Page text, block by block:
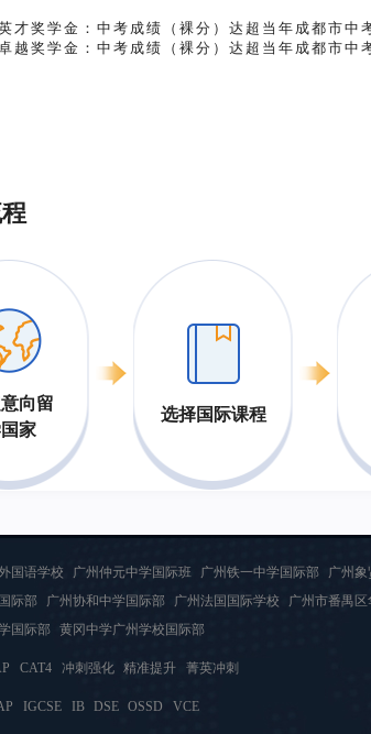
才奖学金：中考成绩（裸分）达超当年成都市
越奖学金：中考成绩（裸分）达超当年成都市
向留
家
选择国际课程
国语学校 广州仲元中学国际班 广州铁一中学国际部 广州
际部
广州协和中学国际部 广州法国国际学校 广州市番禺
国际部 黄冈中学广州学校国际部
CAT4 冲刺强化 精准提升 菁英冲刺
IGCSE IB DSE OSSD VCE